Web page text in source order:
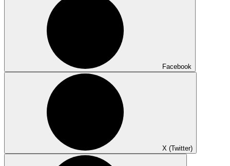
Facebook
X (Twitter)